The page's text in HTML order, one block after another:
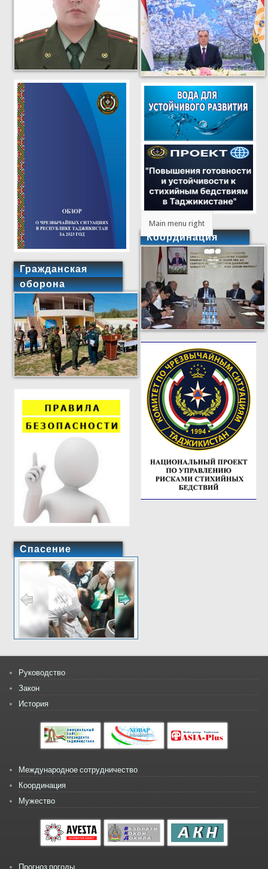
Гражданская
оборона
Спасение
Main menu right
Координация
Руководство
Закон
История
Международное сотрудничество
Координация
Мужество
Прогноз погоды